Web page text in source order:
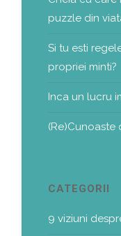
puzzle din
Si tu esti
propriei minti?
Inca un lucru
(Re)Cunoaste
CATEGORII
9 viziuni